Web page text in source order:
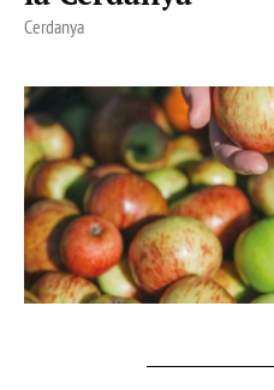
Cerdanya